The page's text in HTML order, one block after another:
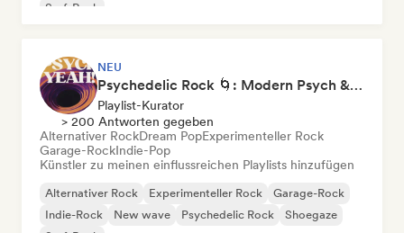
Surf-Rock
NEU
Psychedelic Rock 🌀: Modern Psych & Turkish Vibes
Playlist-Kurator
> 200 Antworten gegeben
Alternativer RockDream PopExperimenteller Rock
Garage-RockIndie-Pop
Künstler zu meinen einflussreichen Playlists hinzufügen
Alternativer Rock Experimenteller Rock
Garage-Rock
Indie-Rock
New wave Psychedelic Rock
Shoegaze